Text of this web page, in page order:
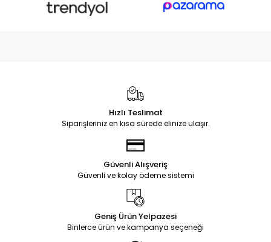
Hızlı Teslimat
Siparişleriniz en kısa sürede elinize ulaşır.
Güvenli Alışveriş
Güvenli ve kolay ödeme sistemi
Geniş Ürün Yelpazesi
Binlerce ürün ve kampanya seçeneği